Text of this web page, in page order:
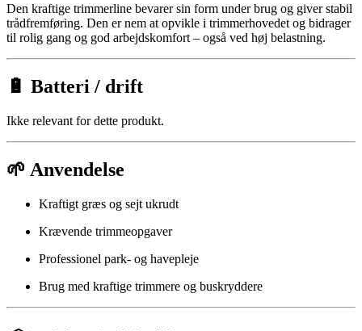
Den kraftige trimmerline bevarer sin form under brug og giver stabil
trådfremføring. Den er nem at opvikle i trimmerhovedet og bidrager
til rolig gang og god arbejdskomfort – også ved høj belastning.
🔋 Batteri / drift
Ikke relevant for dette produkt.
🌱 Anvendelse
Kraftigt græs og sejt ukrudt
Krævende trimmeopgaver
Professionel park- og havepleje
Brug med kraftige trimmere og buskryddere